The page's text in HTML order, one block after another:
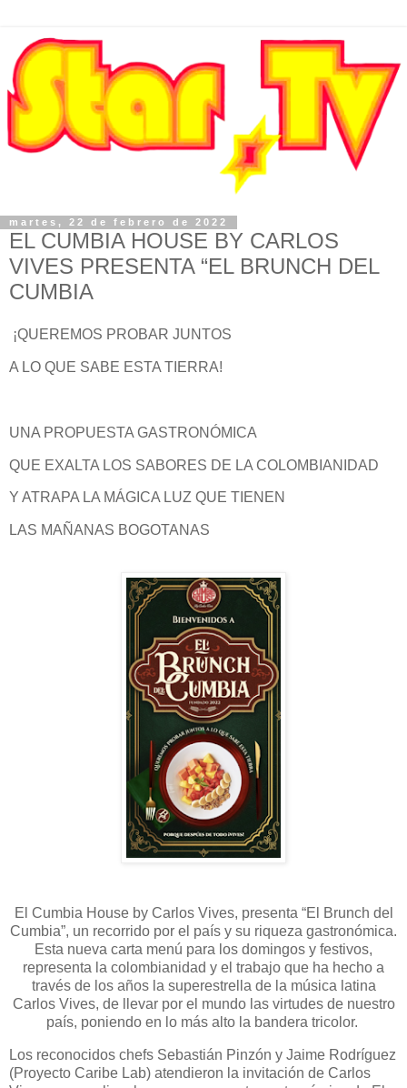
martes, 22 de febrero de 2022
EL CUMBIA HOUSE BY CARLOS
VIVES PRESENTA “EL BRUNCH DEL
CUMBIA
¡QUEREMOS PROBAR JUNTOS
A LO QUE SABE ESTA TIERRA!
UNA PROPUESTA GASTRONÓMICA
QUE EXALTA LOS SABORES DE LA COLOMBIANIDAD
Y ATRAPA LA MÁGICA LUZ QUE TIENEN
LAS MAÑANAS BOGOTANAS
El Cumbia House by Carlos Vives, presenta “El Brunch del
Cumbia”, un recorrido por el país y su riqueza gastronómica.
Esta nueva carta menú para los domingos y festivos,
representa la colombianidad y el trabajo que ha hecho a
través de los años la superestrella de la música latina
Carlos Vives, de llevar por el mundo las virtudes de nuestro
país, poniendo en lo más alto la bandera tricolor.
Los reconocidos chefs Sebastián Pinzón y Jaime Rodríguez
(Proyecto Caribe Lab) atendieron la invitación de Carlos